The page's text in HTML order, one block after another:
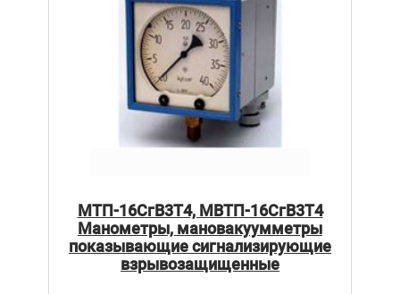
МТП-16СгВ3Т4, МВТП-16СгВ3Т4
Манометры, мановакуумметры
показывающие сигнализирующие
взрывозащищенные